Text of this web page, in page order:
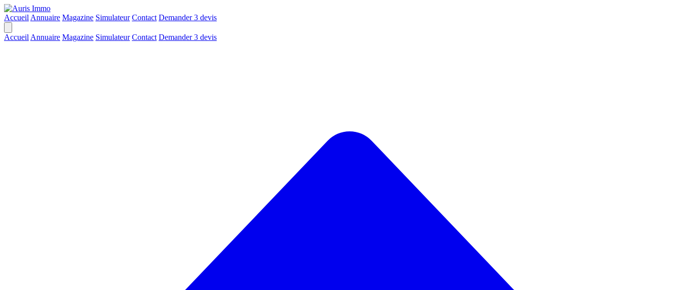
Accueil Annuaire Magazine Simulateur Contact Demander 3 devis
Accueil Annuaire Magazine Simulateur Contact Demander 3 devis